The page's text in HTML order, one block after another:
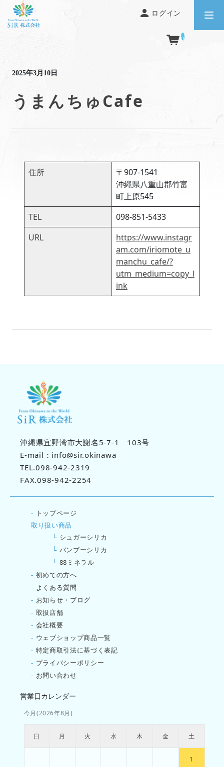
ログイン
0
2025年3月10日
うまんちゅCafe
住所
〒907-1541
沖縄県八重山郡竹富
町上原545
TEL
098-851-5433
URL
https://www.instagr
am.com/iriomote_u
manchu_cafe/?
utm_medium=copy_l
ink
前の記事
沖縄県宜野湾市大謝名5-7-1 103号
E-mail：info@sir.okinawa
TEL.098-942-2319
FAX.098-942-2254
- トップページ
取り扱い商品
└ シュガーシリカ
└ バンブーシリカ
└ 88ミネラル
- 初めての方へ
- よくある質問
- お知らせ・ブログ
- 取扱店舗
- 会社概要
- ウェブショップ商品一覧
- 特定商取引法に基づく表記
- プライバシーポリシー
- お問い合わせ
営業日カレンダー
今月(2026年8月)
日 月 火 水 木 金 土
1